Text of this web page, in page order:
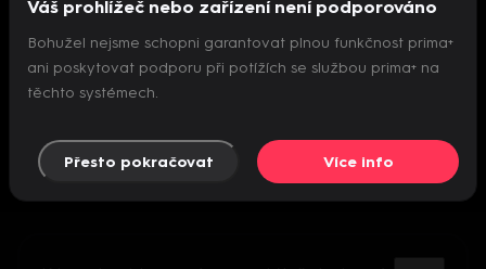
Nepodařilo se inicializovat přehrávač
Váš prohlížeč nebo zařízení není podporováno
Bohužel nejsme schopni garantovat plnou funkčnost prima+
ani poskytovat podporu při potížích se službou prima+ na
těchto systémech.
Přesto pokračovat Více info